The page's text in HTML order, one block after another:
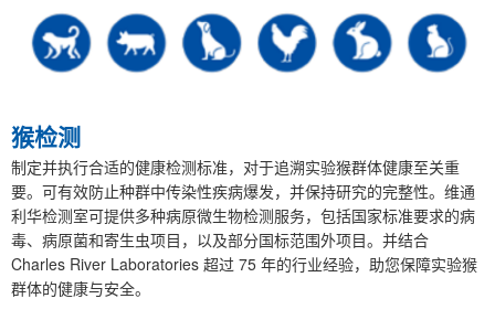
猴检测
制定并执行合适的健康检测标准，对于追溯实验猴群体健康至关重
要。可有效防止种群中传染性疾病爆发，并保持研究的完整性。维通
利华检测室可提供多种病原微生物检测服务，包括国家标准要求的病
毒、病原菌和寄生虫项目，以及部分国标范围外项目。并结合
Charles River Laboratories 超过 75 年的行业经验，助您保障实验猴
群体的健康与安全。